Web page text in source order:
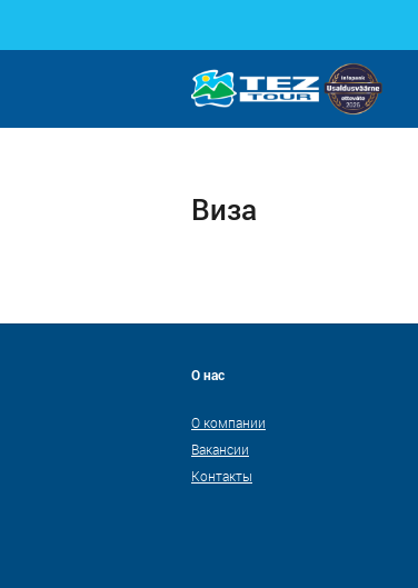
Виза
О нас
О компании
Вакансии
Контакты